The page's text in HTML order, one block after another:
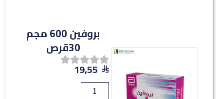
بروفين 600 مجم
30قرص
19,55